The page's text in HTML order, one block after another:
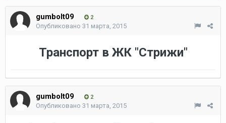
gumbolt09 2
Опубликовано 31 марта, 2015
Транспорт в ЖК "Стрижи"
gumbolt09 2
Опубликовано 31 марта, 2015